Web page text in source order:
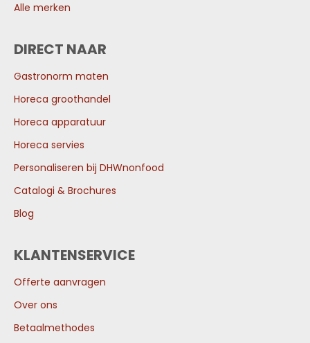
Alle merken
DIRECT NAAR
Gastronorm maten
Horeca groothandel
Horeca apparatuur
Horeca servies
Personaliseren bij DHWnonfood
Catalogi & Brochures
Blog
KLANTENSERVICE
Offerte aanvragen
Over ons
Betaalmethodes